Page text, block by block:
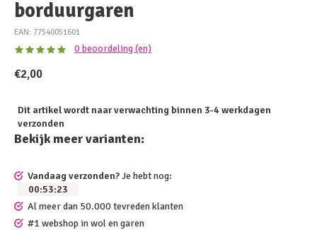
borduurgaren
EAN: 77540051601
0 beoordeling (en)
€2,00
Dit artikel wordt naar verwachting binnen 3-4 werkdagen
verzonden
Bekijk meer varianten:
Vandaag verzonden?Je hebt nog:
00:53:23
Al meer dan 50.000 tevreden klanten
#1 webshop in wol en garen